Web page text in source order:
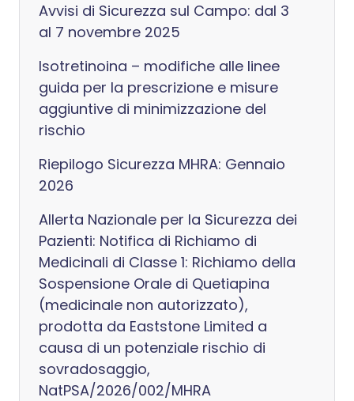
Avvisi di Sicurezza sul Campo: dal 3
al 7 novembre 2025
Isotretinoina – modifiche alle linee
guida per la prescrizione e misure
aggiuntive di minimizzazione del
rischio
Riepilogo Sicurezza MHRA: Gennaio
2026
Allerta Nazionale per la Sicurezza dei
Pazienti: Notifica di Richiamo di
Medicinali di Classe 1: Richiamo della
Sospensione Orale di Quetiapina
(medicinale non autorizzato),
prodotta da Eaststone Limited a
causa di un potenziale rischio di
sovradosaggio,
NatPSA/2026/002/MHRA